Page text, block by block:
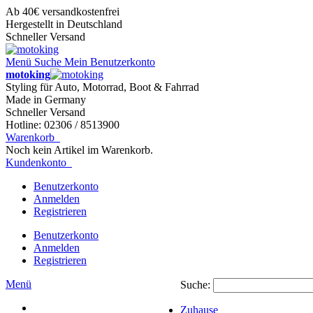
Ab 40€ versandkostenfrei
Hergestellt in Deutschland
Schneller Versand
Menü Suche Mein Benutzerkonto
motoking
Styling für Auto, Motorrad, Boot & Fahrrad
Made in Germany
Schneller Versand
Hotline: 02306 / 8513900
Warenkorb
Noch kein Artikel im Warenkorb.
Kundenkonto
Benutzerkonto
Anmelden
Registrieren
Benutzerkonto
Anmelden
Registrieren
Menü
Suche:
Zuhause